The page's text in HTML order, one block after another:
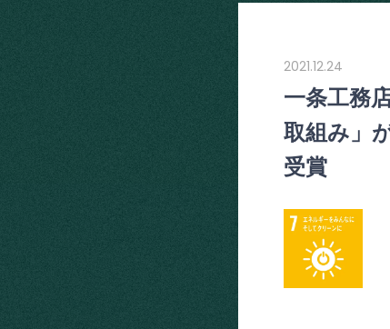
2021.12.24
一条工務
取組み」
受賞